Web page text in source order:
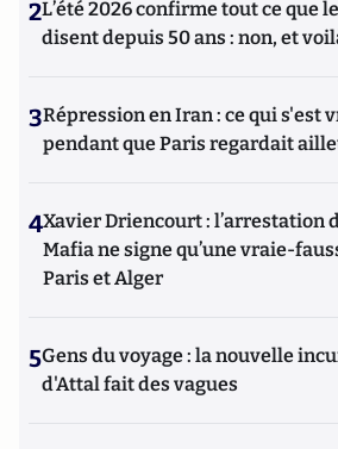
2L’été 2026 confirme tout ce que
disent depuis 50 ans : non, et
3Répression en Iran : ce qui s'est
pendant que Paris regardait
4Xavier Driencourt : l’arrestation
Mafia ne signe qu’une vraie-
Paris et Alger
5Gens du voyage : la nouvelle
d'Attal fait des vagues